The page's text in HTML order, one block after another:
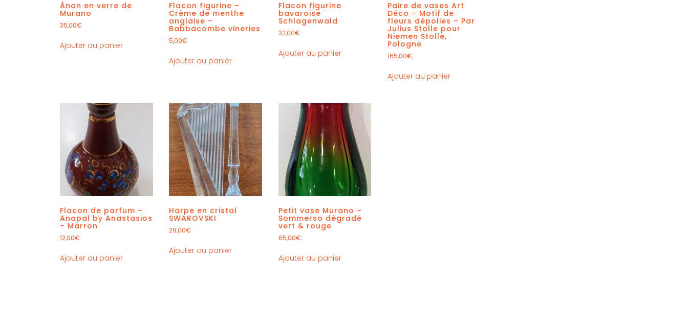
Ânon en verre de
Murano
35,00€
Ajouter au panier
Flacon figurine –
Crème de menthe
anglaise –
Babbacombe vineries
5,00€
Ajouter au panier
Flacon figurine
bavaroise
Schlagenwald
32,00€
Ajouter au panier
Paire de vases Art
Déco – Motif de
fleurs dépolies – Par
Julius Stolle pour
Niemen Stolle,
Pologne
165,00€
Ajouter au panier
Flacon de parfum –
Anapal by Anastasios
– Marron
12,00€
Ajouter au panier
Harpe en cristal
SWAROVSKI
29,00€
Ajouter au panier
Petit vase Murano –
Sommerso dégradé
vert & rouge
65,00€
Ajouter au panier